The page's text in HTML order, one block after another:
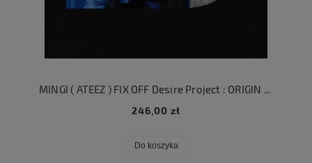
MINGI ( ATEEZ ) FIX OFF Desire Project : ORIGIN LP
246,00 zł
Do koszyka